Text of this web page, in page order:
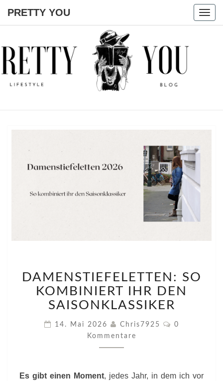
PRETTY YOU
PRETTY
SO
KOMBINIERT
IHR
DEN
SAISONKLASSIKER
DAMENSTIEFELETTEN: SO
KOMBINIERT IHR DEN
SAISONKLASSIKER
14. Mai 2026 Chris7925 Kommentare
0
Kommentare
Es gibt einen Moment, jedes Jahr, in dem ich vor